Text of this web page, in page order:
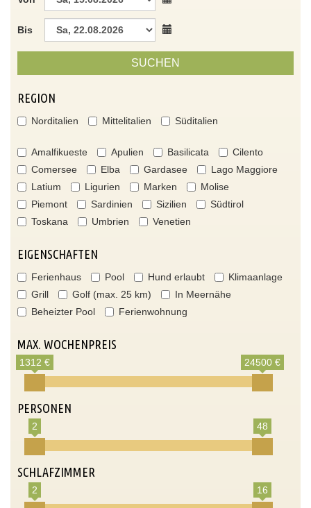
Bis
SUCHEN
REGION
Norditalien Mittelitalien Süditalien
Amalfikueste Apulien Basilicata
Cilento
Comersee
Elba Gardasee
Lago Maggiore
Latium
Ligurien Marken
Molise
Piemont
Sardinien Sizilien
Südtirol
Toskana
Umbrien Venetien
EIGENSCHAFTEN
Ferienhaus Pool Hund erlaubt
Klimaanlage
Grill
Golf (max. 25 km)
In Meernähe
Beheizter Pool
Ferienwohnung
MAX. WOCHENPREIS
1312 € 24500 €
PERSONEN
2 48
SCHLAFZIMMER
2 16